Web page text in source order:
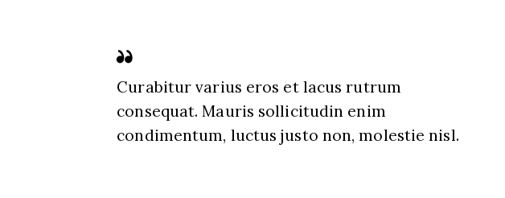
Curabitur varius eros et lacus rutrum
consequat. Mauris sollicitudin enim
condimentum, luctus justo non, molestie nisl.